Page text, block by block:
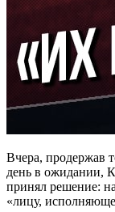
Вчера, продержав
день в ожидании,
принял решение:
«лицу,